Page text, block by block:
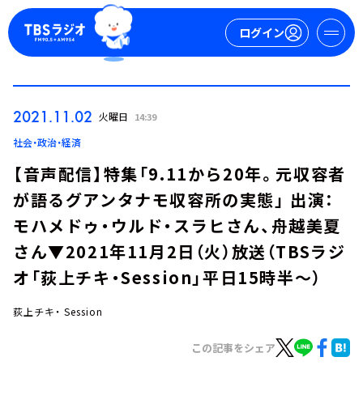
ログイン
週間番組表
2021.11.02 火曜日 14:39
社会・政治・経済
【音声配信】特集「9.11から20年。元収容者
が語るグアンタナモ収容所の実態」 出演：
モハメドゥ・ウルド・スラヒさん、舟越美夏
さん▼2021年11月2日（火）放送（TBSラジ
オ「荻上チキ・Session」平日15時半～）
荻上チキ・ Session
この記事をシェア